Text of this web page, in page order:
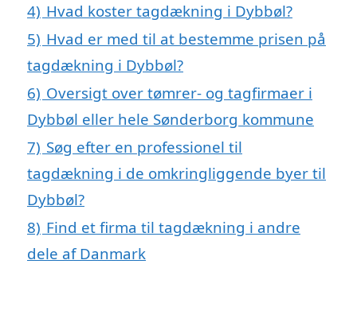
4) Hvad koster tagdækning i Dybbøl?
5) Hvad er med til at bestemme prisen på
tagdækning i Dybbøl?
6) Oversigt over tømrer- og tagfirmaer i
Dybbøl eller hele Sønderborg kommune
7) Søg efter en professionel til
tagdækning i de omkringliggende byer til
Dybbøl?
8) Find et firma til tagdækning i andre
dele af Danmark